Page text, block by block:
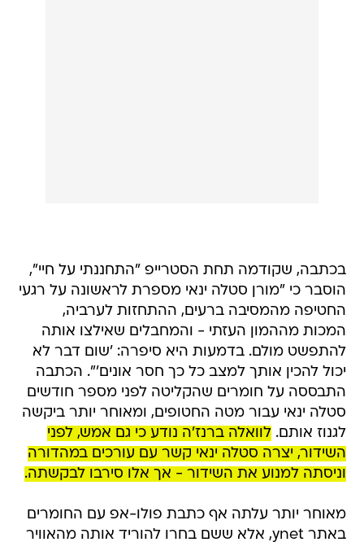
החטיפה מהמסיבה ברעים, ההתחזות לערביה,
המכות מההמון העזתי - והמחבלים שאילצו אותה
להתפשט מולם. בדמעות היא סיפרה: 'שום דבר לא
יכול להכין אותך למצב כל כך חסר אונים'". הכתבה
התבססה על חומרים שהקליטה לפני מספר חודשים
סטלה ינאי עבור מטה החטופים, ומאוחר יותר ביקשה
לגנוז אותם.לוואלה ברנז'ה נודע כי גם אמש, לפני
השידור, יצרה סטלה ינאי קשר עם עורכים במהדורה
וניסתה למנוע את השידור - אך אלו סירבו לבקשתה.
מאוחר יותר עלתה אף כתבת פולו-אפ עם החומרים
לבקשתה.